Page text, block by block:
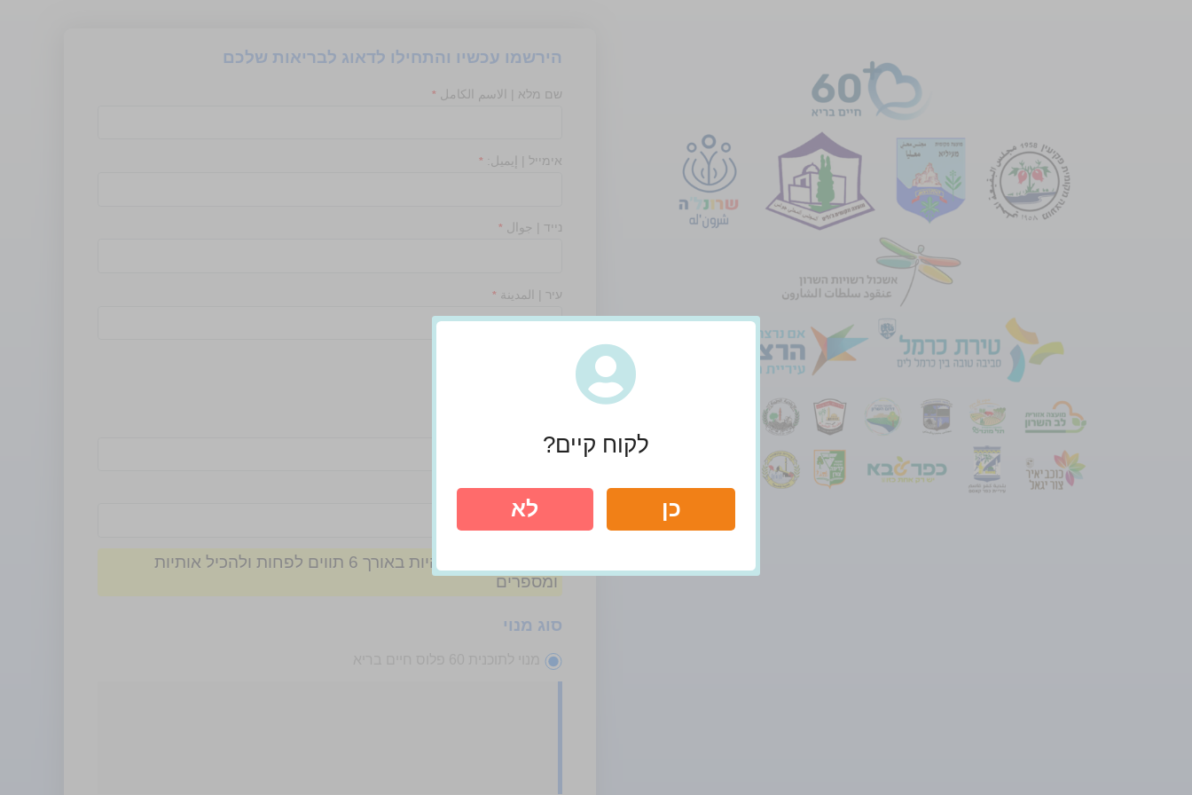
הירשמו עכשיו והתחילו לדאוג לבריאות שלכם
שם מלא | الاسم الكامل*
אימייל | إيميل:*
נייד | جوال*
עיר | المدينة*
חזור על הסיסמה
הסיסמה חייבת להיות באורך 6 תווים לפחות ולהכיל אותיות
ומספרים
סוג מנוי
לקוח קיים?
כן לא